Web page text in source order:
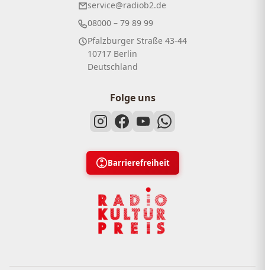
service@radiob2.de
08000 – 79 89 99
Pfalzburger Straße 43-44
10717 Berlin
Deutschland
Folge uns
Barrierefreiheit